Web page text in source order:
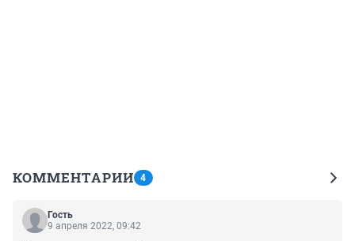
КОММЕНТАРИИ 4
Гость
9 апреля 2022, 09:42